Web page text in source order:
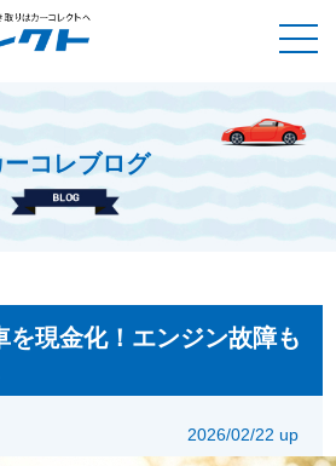
ーコレブログ
グ
走行不能な愛車を現金化！エンジン故
障もOKな廃車買取
を現金化！エンジン故障も
2026/02/22 up